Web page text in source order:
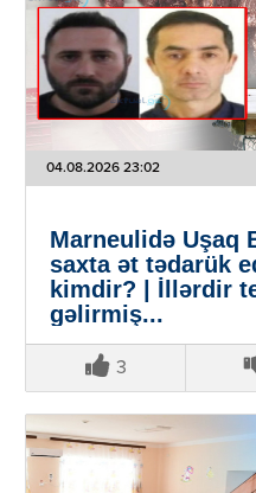
04.08.2026 23:02
Marneulidə Uşaq
saxta ət tədarük
kimdir? | İllərdir
gəlirmiş...
3